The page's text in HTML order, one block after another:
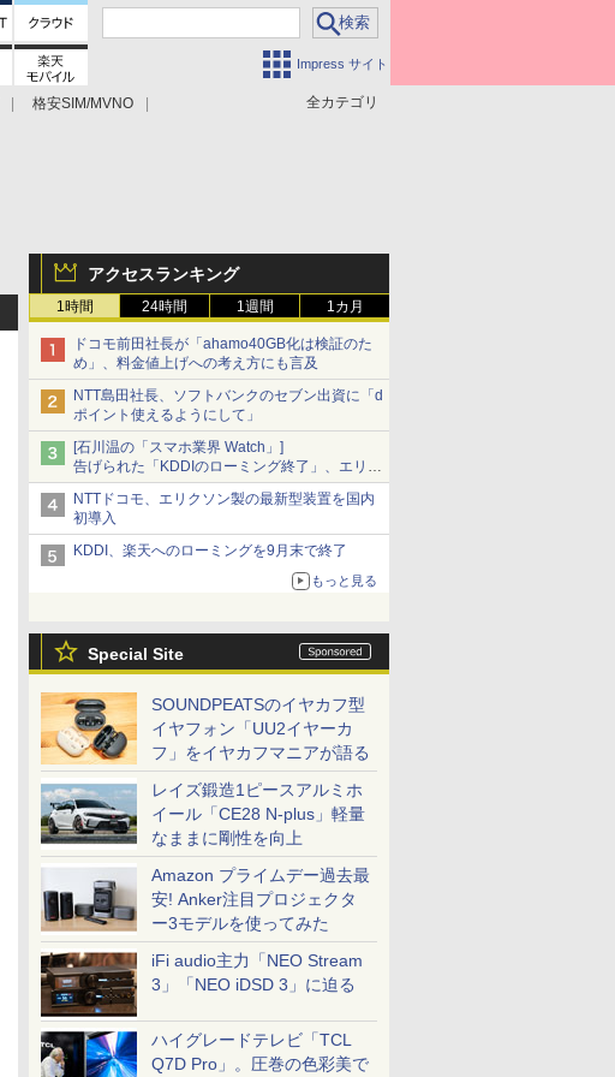
Impress サイト
全カテゴリ
格安SIM/MVNO
アクセスランキング
1時間 24時間 1週間 1カ月
ドコモ前田社長が「ahamo40GB化は検証のた
め」、料金値上げへの考え方にも言及
NTT島田社長、ソフトバンクのセブン出資に「d
ポイント使えるようにして」
[石川温の「スマホ業界 Watch」]
告げられた「KDDIのローミング終了」、エリア
マップの落とし穴と楽天モバイルの課題
NTTドコモ、エリクソン製の最新型装置を国内
初導入
KDDI、楽天へのローミングを9月末で終了
もっと見る
Special Site
SOUNDPEATSのイヤカフ型
イヤフォン「UU2イヤーカ
フ」をイヤカフマニアが語る
レイズ鍛造1ピースアルミホ
イール「CE28 N-plus」軽量
なままに剛性を向上
Amazon プライムデー過去最
安! Anker注目プロジェクタ
ー3モデルを使ってみた
iFi audio主力「NEO Stream
3」「NEO iDSD 3」に迫る
ハイグレードテレビ「TCL
Q7D Pro」。圧巻の色彩美で